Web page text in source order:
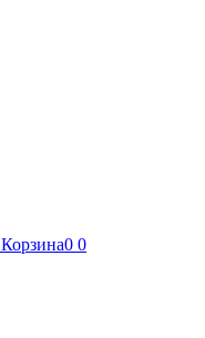
Корзина0 0